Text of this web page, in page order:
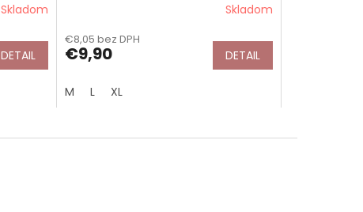
Skladom
DETAIL
Skladom
€8,05 bez DPH
€9,90 DETAIL
M L XL